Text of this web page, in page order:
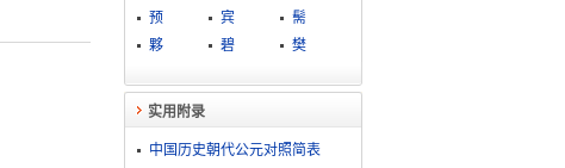
预
宾
髵
夥
碧 樊
实用附录
中国历史朝代公元对照简表